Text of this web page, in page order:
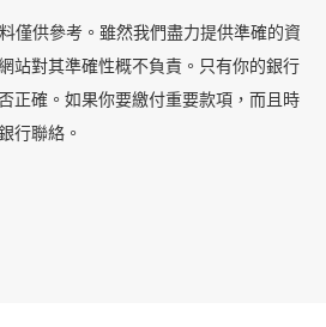
僅供參考。雖然我們盡力提供準確的資
站對其準確性概不負責。只有你的銀行
正確。如果你要繳付重要款項，而且時
行聯絡。